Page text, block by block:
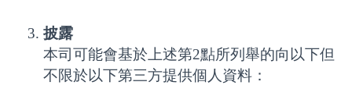
披露
本司可能會基於上述第2點所列舉的向以下但
不限於以下第三方提供個人資料：